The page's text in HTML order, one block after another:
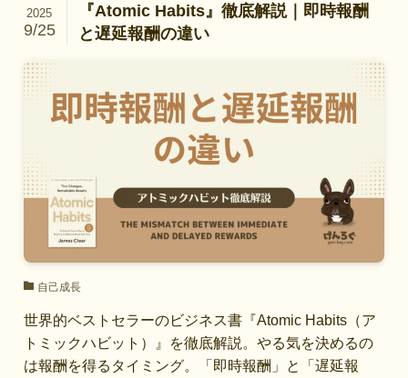
『Atomic Habits』徹底解説｜即時報酬
と遅延報酬の違い
2025
9/25
自己成長
世界的ベストセラーのビジネス書『Atomic Habits（ア
トミックハビット）』を徹底解説。やる気を決めるの
は報酬を得るタイミング。「即時報酬」と「遅延報